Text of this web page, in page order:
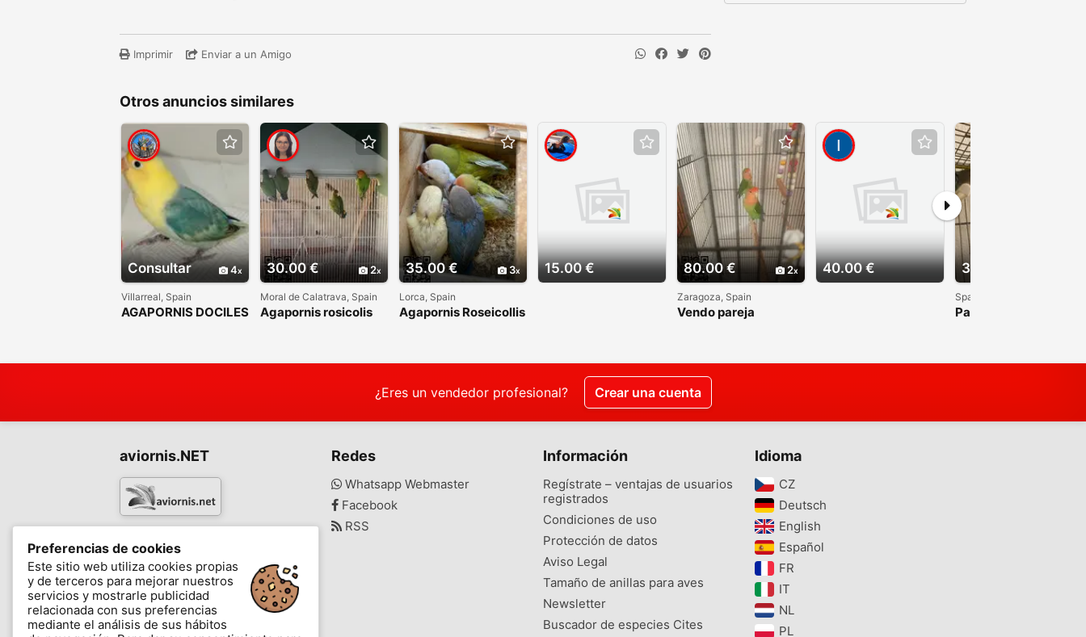
Imprimir Enviar a un Amigo
Otros anuncios similares
Consultar 4
Villarreal, Spain
AGAPORNIS DOCILES
30.00 € 2
Moral de Calatrava, Spain
Agapornis rosicolis
35.00 € 3
Lorca, Spain
Agapornis Roseicollis
Papilleros
15.00 € 80.00 € 2
Zaragoza, Spain
Vendo pareja
40.00 € 35.00 €
Spain
Pareja agaporni
¿Eres un vendedor profesional? Crear una cuenta
aviornis.NET
-
Mensajes Mis favoritos Blog
Redes
Whatsapp Webmaster
Facebook
RSS
Información
Regístrate – ventajas de usuarios
registrados
Condiciones de uso
Protección de datos
Aviso Legal
Tamaño de anillas para aves
Newsletter
Buscador de especies Cites
Idioma
CZ‎
Deutsch‎
English‎
Español‎
FR‎
IT‎
NL‎
PL‎
Preferencias de cookies
Este sitio web utiliza cookies propias
y de terceros para mejorar nuestros
servicios y mostrarle publicidad
relacionada con sus preferencias
mediante el análisis de sus hábitos